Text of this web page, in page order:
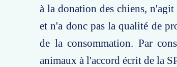
à la donation des chiens,
et n'a donc pas la qualité de
de la consommation. Par
animaux à l'accord écrit de la